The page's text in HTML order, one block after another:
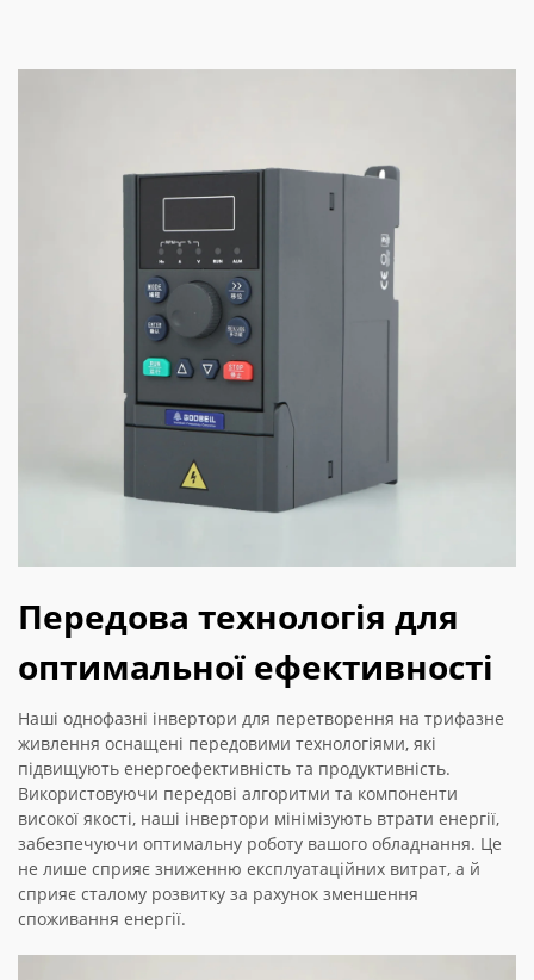
Передова технологія для
оптимальної ефективності
Наші однофазні інвертори для перетворення на трифазне
живлення оснащені передовими технологіями, які
підвищують енергоефективність та продуктивність.
Використовуючи передові алгоритми та компоненти
високої якості, наші інвертори мінімізують втрати енергії,
забезпечуючи оптимальну роботу вашого обладнання. Це
не лише сприяє зниженню експлуатаційних витрат, а й
сприяє сталому розвитку за рахунок зменшення
споживання енергії.